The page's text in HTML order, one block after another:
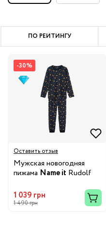
ПО РЕЙТИНГУ
-30%
Оставить отзыв
Мужская новогодняя
пижама Name it Rudolf
1 039 грн
1 490 грн